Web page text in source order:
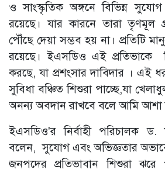
ও সাংস্কৃতিক অঙ্গনে বিভিন্ন
রয়েছে। যার কারনে তারা তৃণমূল
পৌঁছে দেয়া সম্ভব হয় না। প্রতিটি
রয়েছে। ইএসডিও এই প্রতিভাকে
করছে, যা প্রশংসার দাবিদার । এই
সুবিধা বঞ্চিত শিশুরা পাচ্ছে,যা
অনন্য অবদান রাখবে বলে আমি আশা
ইএসডিও'র নির্বাহী পরিচালক ড.
বলেন, সুযোগ এবং অভিজ্ঞতার অভাবে
জনপদের প্রতিভাবান শিশুরা ঝরে